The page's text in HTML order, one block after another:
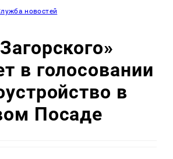
новостей
в голосовании
в
Посаде